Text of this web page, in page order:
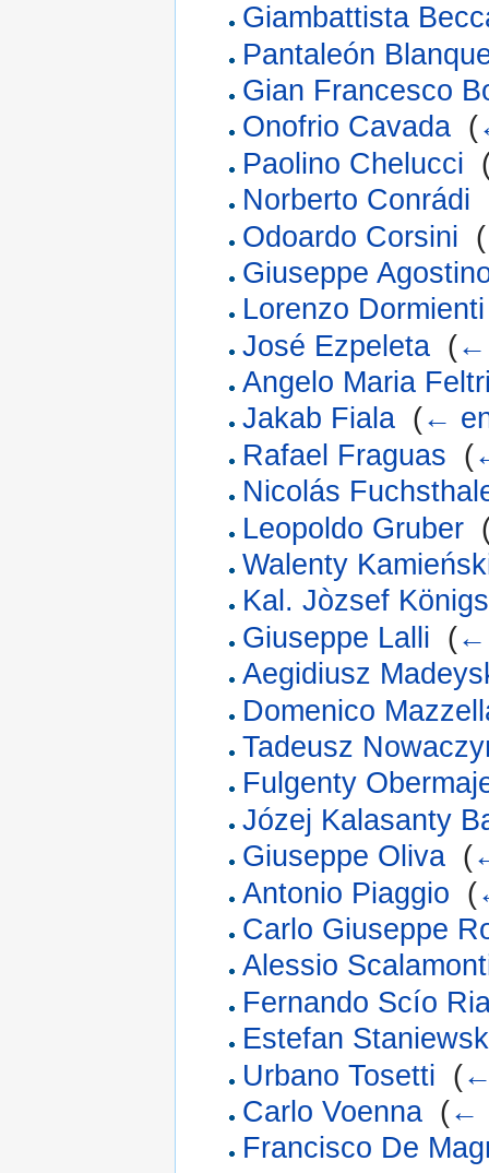
Giambattista
Pantaleón
Gian Francesco
Onofrio Cavada‎ (
Paolino Chelucci
Norberto Conrádi
Odoardo Corsini (
Giuseppe
Lorenzo Dormienti
José Ezpeleta‎ (←
Angelo Maria
Jakab Fiala‎ (←
Rafael Fraguas (
Nicolás
Leopoldo Gruber‎
Walenty
Kal. Jòzsef
Giuseppe Lalli (←
Aegidiusz
Domenico
Tadeusz
Fulgenty
Józej Kalasanty
Giuseppe Oliva‎ (
Antonio Piaggio (
Carlo Giuseppe
Alessio
Fernando Scío
Estefan
Urbano Tosetti (←
Carlo Voenna‎ (←
Francisco De